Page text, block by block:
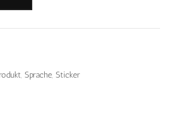
, Sprache, Sticker